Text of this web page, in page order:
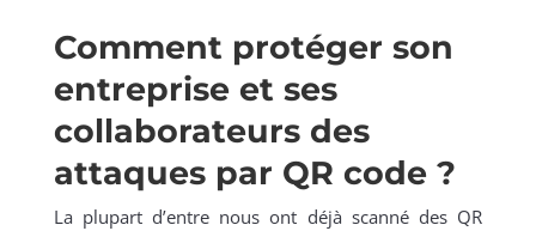
Comment protéger son
entreprise et ses
collaborateurs des
attaques par QR code ?
La plupart d’entre nous ont déjà scanné des QR